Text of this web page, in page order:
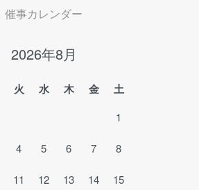
催事カレンダー
2026年8月
火 水 木 金 土
1
4 5 6 7 8
11 12 13 14 15